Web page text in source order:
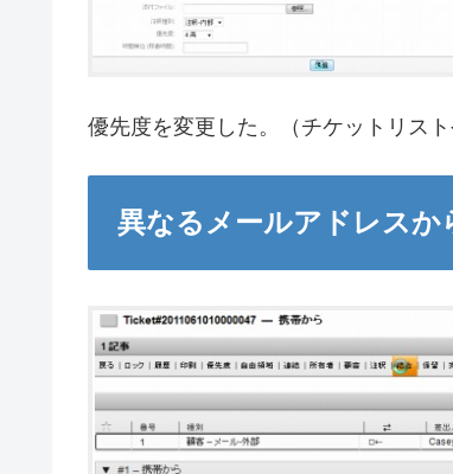
優先度を変更した。（チケットリス
異なるメールアドレスか